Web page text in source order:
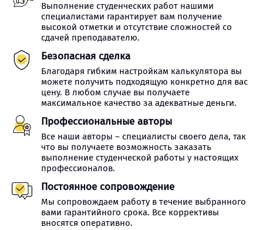
Выполнение студенческих работ нашими
специалистами гарантирует вам получение
высокой отметки и отсутствие сложностей со
сдачей преподавателю.
Безопасная сделка
Благодаря гибким настройкам калькулятора вы
можете получить подходящую конкретно для вас
цену. В любом случае вы получаете
максимальное качество за адекватные деньги.
Профессиональные авторы
Все наши авторы – специалисты своего дела, так
что вы получаете возможность заказать
выполнение студенческой работы у настоящих
профессионалов.
Постоянное сопровождение
Мы сопровождаем работу в течение выбранного
вами гарантийного срока. Все коррективы
вносятся оперативно.